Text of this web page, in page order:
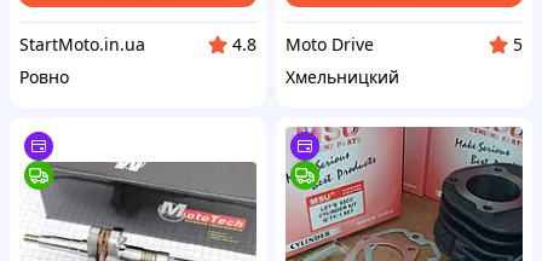
StartMoto.in.ua
4.8
Ровно
Moto Drive
5
Хмельницкий